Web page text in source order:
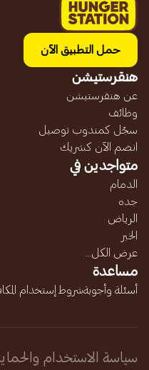
حمل التطبيق الآن
هنقرستيشن
عن هنقرستيشن
وظائف
سجّل كمندوب توصيل
انضم الآن كشريك
متواجدين في
الدمام
جده
الرياض
الخبر
عرض الكل...
مساعدة
أسئلة وأجوبةشروط إستخدام
سياسة الاستخدام